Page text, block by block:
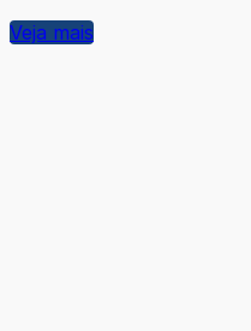
Veja mais